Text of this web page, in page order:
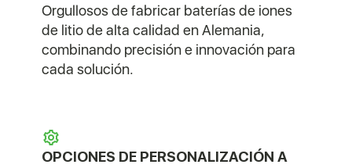
Orgullosos de fabricar baterías de iones
de litio de alta calidad en Alemania,
combinando precisión e innovación para
cada solución.
OPCIONES DE PERSONALIZACIÓN A